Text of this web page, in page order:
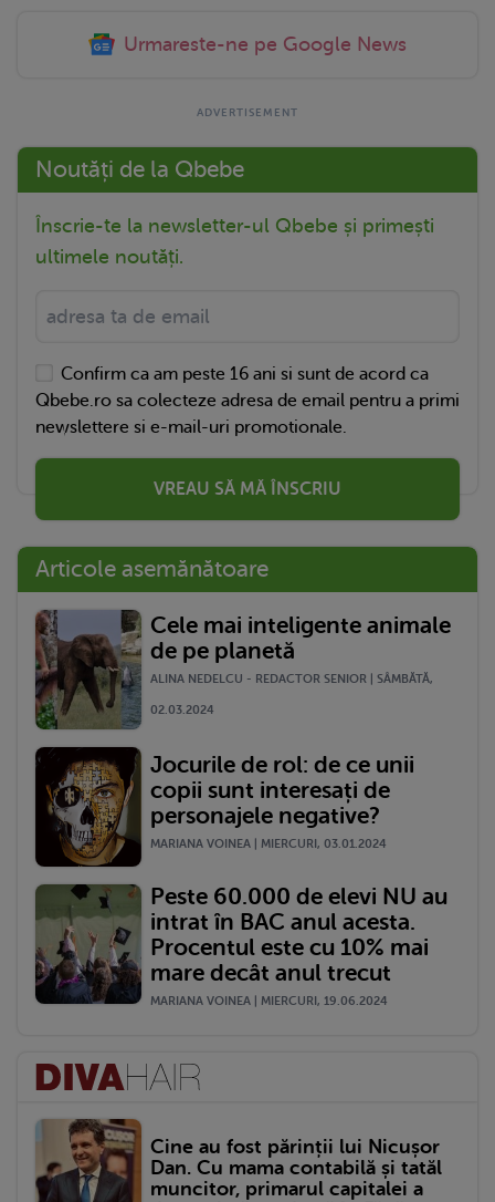
Urmareste-ne pe Google News
Noutăți de la Qbebe
Înscrie-te la newsletter-ul Qbebe și primești
ultimele noutăți.
Confirm ca am peste 16 ani si sunt de acord ca
Qbebe.ro sa colecteze adresa de email pentru a primi
newslettere si e-mail-uri promotionale.
VREAU SĂ MĂ ÎNSCRIU
Articole asemănătoare
Cele mai inteligente animale
de pe planetă
ALINA NEDELCU - REDACTOR SENIOR | SÂMBĂTĂ,
02.03.2024
Jocurile de rol: de ce unii
copii sunt interesați de
personajele negative?
MARIANA VOINEA | MIERCURI, 03.01.2024
Peste 60.000 de elevi NU au
intrat în BAC anul acesta.
Procentul este cu 10% mai
mare decât anul trecut
MARIANA VOINEA | MIERCURI, 19.06.2024
Cine au fost părinții lui Nicușor
Dan. Cu mama contabilă și tatăl
muncitor, primarul capitalei a